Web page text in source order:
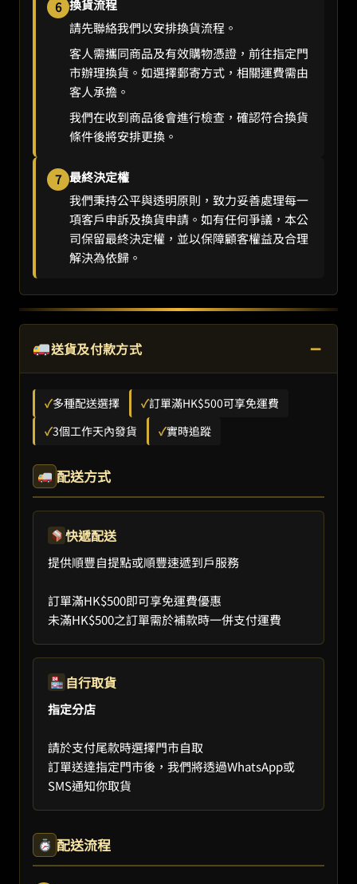
6 換貨流程
請先聯絡我們以安排換貨流程。
客人需攜同商品及有效購物憑證，前往指定門
市辦理換貨。如選擇郵寄方式，相關運費需由
客人承擔。
我們在收到商品後會進行檢查，確認符合換貨
條件後將安排更換。
7 最終決定權
我們秉持公平與透明原則，致力妥善處理每一
項客戶申訴及換貨申請。如有任何爭議，本公
司保留最終決定權，並以保障顧客權益及合理
解決為依歸。
送貨及付款方式 −
✓多種配送選擇 ✓訂單滿HK$500可享免運費
✓3個工作天內發貨 ✓實時追蹤
配送方式
快遞配送
提供順豐自提點或順豐速遞到戶服務
訂單滿HK$500即可享免運費優惠
未滿HK$500之訂單需於補款時一併支付運費
自行取貨
指定分店
請於支付尾款時選擇門市自取
訂單送達指定門市後，我們將透過WhatsApp或
SMS通知你取貨
配送流程